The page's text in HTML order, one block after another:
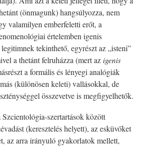
(önmagunk) hangsúlyozza, nem
valamilyen emberfeletti erőt, a
értelemben igenis
legitimnek tekinthető, egyrészt az „isteni”
a thetánt felruházza (mert azigenis
a formális és lényegi analógiák
(különösen keleti) vallásokkal, de
összevetve is megfigyelhetők.
Szcientológia-szertartások között
(keresztelés helyett), az esküvőket
az arra irányuló gyakorlatok mellett,